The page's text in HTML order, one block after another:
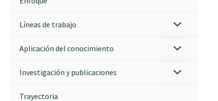
Líneas de trabajo
Aplicación del conocimiento
Investigación y publicaciones
Trayectoria